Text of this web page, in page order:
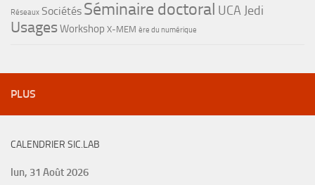
Réseaux Sociétés Séminaire doctoral UCA Jedi
UsagesWorkshop X-MEM ère du numérique
PLUS
CALENDRIER SIC.LAB
lun, 31 Août 2026